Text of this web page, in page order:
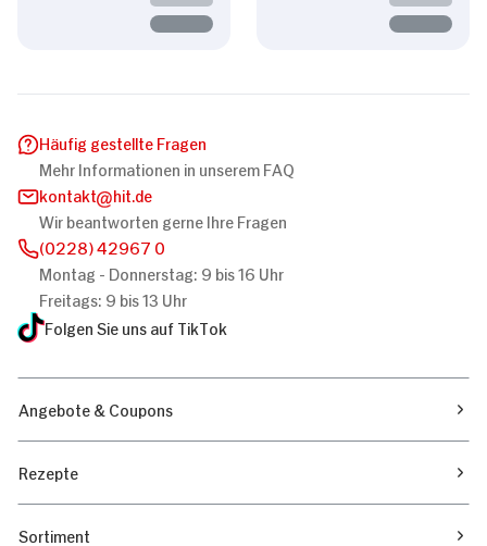
Häufig gestellte Fragen
Mehr Informationen in unserem FAQ
kontakt
hit.de
Wir beantworten gerne Ihre Fragen
(0228) 42967 0
Montag - Donnerstag: 9 bis 16 Uhr
Freitags: 9 bis 13 Uhr
Folgen Sie uns auf TikTok
Angebote & Coupons
Rezepte
Sortiment